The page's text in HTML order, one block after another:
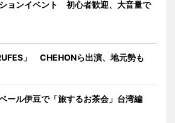
ョンイベント 初心者歓迎、大音量で
」 CHEHONら出演、地元勢も
ール伊豆で「旅するお茶会」台湾編